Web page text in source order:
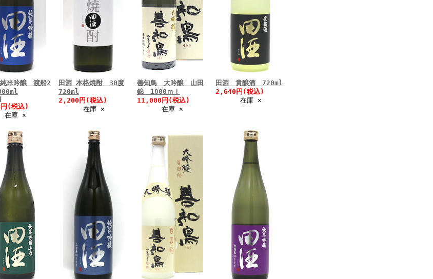
米吟醸 渡船2
(税込)
在庫 ×
田酒 本格焼酎 30度
720ml
2,200円(税込)
在庫 ×
善知鳥 大吟醸 山田
錦 1800ｍｌ
11,000円(税込)
在庫 ×
田酒 貴醸酒 720ml
2,640円(税込)
在庫 ×